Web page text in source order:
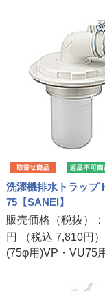
洗濯機排水トラップ
75【SANEI】
販売価格（税抜）：
円 （税込 7,810円）
(75φ用)VP・VU75